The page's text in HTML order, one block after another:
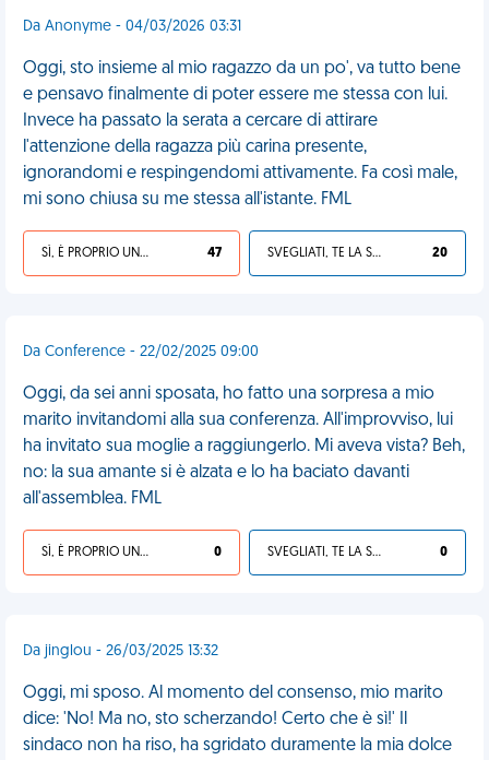
Da Anonyme - 04/03/2026 03:31
Oggi, sto insieme al mio ragazzo da un po', va tutto bene
e pensavo finalmente di poter essere me stessa con lui.
Invece ha passato la serata a cercare di attirare
l'attenzione della ragazza più carina presente,
ignorandomi e respingendomi attivamente. Fa così male,
mi sono chiusa su me stessa all'istante. FML
SÌ, È PROPRIO UNA VDM! 47 SVEGLIATI, TE LA SEI CERCATA! 20
Da Conference - 22/02/2025 09:00
Oggi, da sei anni sposata, ho fatto una sorpresa a mio
marito invitandomi alla sua conferenza. All'improvviso, lui
ha invitato sua moglie a raggiungerlo. Mi aveva vista? Beh,
no: la sua amante si è alzata e lo ha baciato davanti
all'assemblea. FML
SÌ, È PROPRIO UNA VDM! 0 SVEGLIATI, TE LA SEI CERCATA! 0
Da jinglou - 26/03/2025 13:32
Oggi, mi sposo. Al momento del consenso, mio marito
dice: 'No! Ma no, sto scherzando! Certo che è sì!' Il
sindaco non ha riso, ha sgridato duramente la mia dolce